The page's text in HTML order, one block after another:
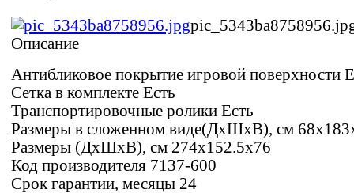
Описание
Антибликовое покрытие игровой поверхности
Сетка в комплекте Есть
Транспортировочные ролики Есть
Размеры в сложенном виде(ДхШхВ), см
Размеры (ДxШxВ), см 274х152.5х76
Код производителя 7137-600
Срок гарантии, месяцы 24